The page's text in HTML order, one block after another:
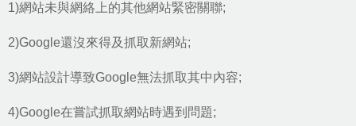
1)網站未與網絡上的其他網站緊密關聯;
2)Google還沒來得及抓取新網站;
3)網站設計導致Google無法抓取其中內容;
4)Google在嘗試抓取網站時遇到問題;